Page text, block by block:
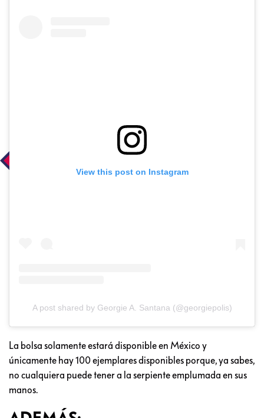
View this post on Instagram
A post shared by Georgie A. Santana (@georgiepolis)
La bolsa solamente estará disponible en México y
únicamente hay 100 ejemplares disponibles porque, ya sabes,
no cualquiera puede tener a la serpiente emplumada en sus
manos.